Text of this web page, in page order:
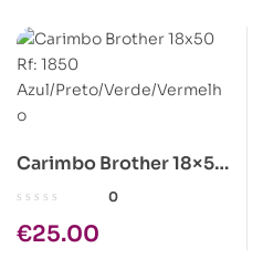
Carimbo Brother 18×50
Rf: 1850
elho
0
€25.00